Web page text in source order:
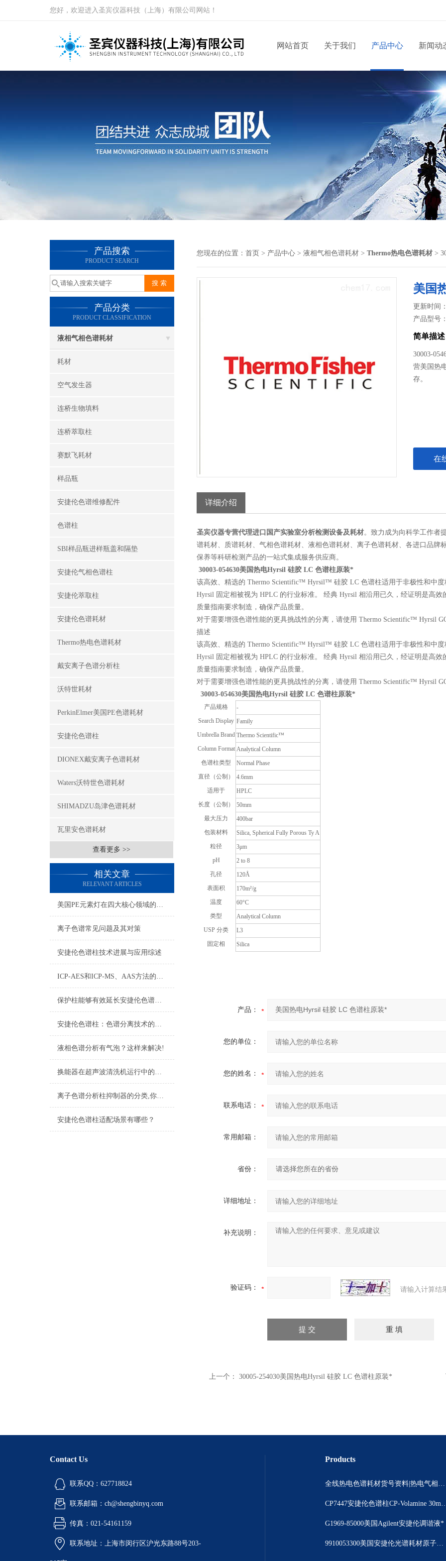
您好，欢迎进入圣宾仪器科技（上海）有限公司网站！
网站首页 关于我们 产品中心 新闻动
产品搜索
PRODUCT SEARCH
产品分类
PRODUCT CLASSIFICATION
液相气相色谱耗材
耗材
空气发生器
连桥生物填料
连桥萃取柱
赛默飞耗材
样品瓶
安捷伦色谱维修配件
色谱柱
SBI样品瓶进样瓶盖和隔垫
安捷伦气相色谱柱
安捷伦萃取柱
安捷伦色谱耗材
Thermo热电色谱耗材
戴安离子色谱分析柱
沃特世耗材
PerkinElmer美国PE色谱耗材
安捷伦色谱柱
DIONEX戴安离子色谱耗材
Waters沃特世色谱耗材
SHIMADZU岛津色谱耗材
瓦里安色谱耗材
查看更多 >>
相关文章
RELEVANT ARTICLES
美国PE元素灯在四大核心领域的应用实践
离子色谱常见问题及其对策
安捷伦色谱柱技术进展与应用综述
ICP-AES和ICP-MS、AAS方法的比较
保护柱能够有效延长安捷伦色谱柱的使用寿命
安捷伦色谱柱：色谱分离技术的核心力量
液相色谱分析有气泡？这样来解决!
换能器在超声波清洗机运行中的重要作用
离子色谱分析柱抑制器的分类,你真的了解吗
安捷伦色谱柱适配场景有哪些？
您现在的位置： 首页 > 产品中心 > 液相气相色谱耗材 > Thermo热电色谱耗材 >
美国
更新时间
产品型号
简单描述
30003-
营美国热
存。
在
详细介绍
圣宾仪器专营代理进口国产实验室分析检测设备及耗材。 致力 成为向科学工作者
谱耗材、 质谱耗材、 气相色谱耗材、 液相色谱耗材、 离子色谱耗材、各进口品牌
保养等科研检测 产品的一站式集成服务供应商。
30003-054630美国热电Hyrsil 硅胶 LC 色谱柱原装*
该高效、精选的 Thermo Scientific™ Hyrsil™ 硅胶 LC 色谱柱适用于非极性和中度
Hyrsil 固定相被视为 HPLC 的行业标准。 经典 Hyrsil 相沿用已久，经证明是高
质量指南要求制造，确保产品质量。
对于需要增强色谱性能的更具挑战性的分离，请使用 Thermo Scientific™ Hyrsil
描述
该高效、精选的 Thermo Scientific™ Hyrsil™ 硅胶 LC 色谱柱适用于非极性和中度
Hyrsil 固定相被视为 HPLC 的行业标准。 经典 Hyrsil 相沿用已久，经证明是高
质量指南要求制造，确保产品质量。
对于需要增强色谱性能的更具挑战性的分离，请使用 Thermo Scientific™ Hyrsil
30003-054630美国热电Hyrsil 硅胶 LC 色谱柱原装*
产品规格
-
Search Display Family
Umbrella Brand Thermo Scientific™
Column Format Analytical Column
色谱柱类型
Normal Phase
直径（公制）
4.6mm
适用于
HPLC
长度（公制）
50mm
最大压力
400bar
包装材料
Silica, Spherical Fully Porous Ty A
粒径
3μm
pH
2 to 8
孔径
120Å
表面积
170m²/g
温度
60°C
类型
Analytical Column
USP 分类
L3
固定相
Silica
产品：
您的单位：
您的姓名：
联系电话：
常用邮箱：
省份：
详细地址：
补充说明：
验证码： 请输入计算结
上一个： 30005-254030美国热电Hyrsil 硅胶 LC 色谱柱原装*
Contact Us
联系QQ：627718824
联系邮箱：ch@shengbinyq.com
传真：021-54161159
联系地址：上海市闵行区沪光东路88号203-
Products
全线热电色谱耗材货号资料|热电气相色谱耗材货号|热电气相色谱耗材货号总代理
CP7447安捷伦色谱柱CP-
G1969-85000美国Agilent安捷伦调谐液*
9910053300美国安捷伦光谱耗材原子吸收光谱仪撞击球现货